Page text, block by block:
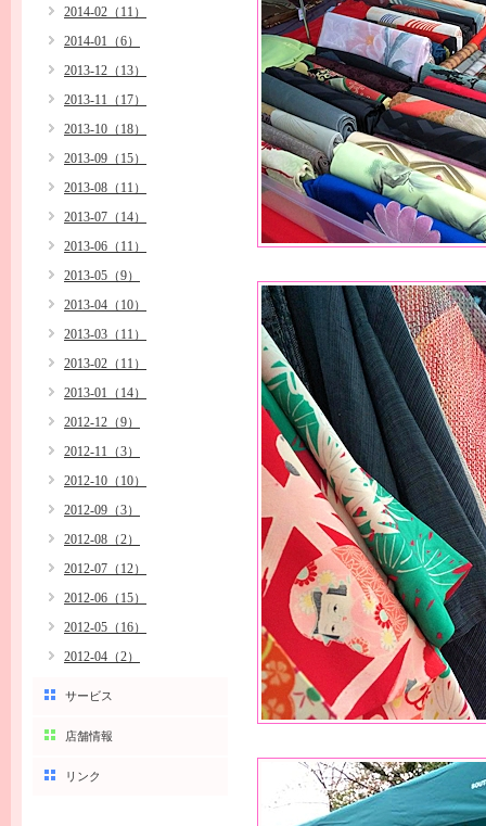
2014-02（11）
2014-01（6）
2013-12（13）
2013-11（17）
2013-10（18）
2013-09（15）
2013-08（11）
2013-07（14）
2013-06（11）
2013-05（9）
2013-04（10）
2013-03（11）
2013-02（11）
2013-01（14）
2012-12（9）
2012-11（3）
2012-10（10）
2012-09（3）
2012-08（2）
2012-07（12）
2012-06（15）
2012-05（16）
2012-04（2）
サービス
店舗情報
リンク